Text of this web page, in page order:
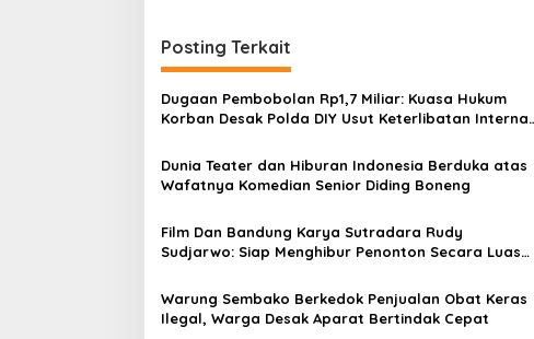
i
g
a
s
i
p
s
Posting Terkait
Dugaan Pembobolan Rp1,7 Miliar: Kuasa Hukum
Korban Desak Polda DIY Usut Keterlibatan Internal
Dunia Teater dan Hiburan Indonesia Berduka atas
Wafatnya Komedian Senior Diding Boneng
Film Dan Bandung Karya Sutradara Rudy
Sudjarwo: Siap Menghibur Penonton Secara Luas
Warung Sembako Berkedok Penjualan Obat Keras
Ilegal, Warga Desak Aparat Bertindak Cepat